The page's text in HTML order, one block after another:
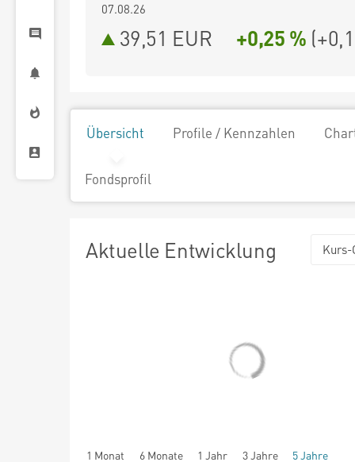
07.08.26
39,51 EUR +0,25 % (
Übersicht Profile / Kennzahlen
Fondsprofil
Aktuelle Entwicklung Kurs-
1 Monat 6 Monate 1 Jahr 3 Jahre 5 Jahre